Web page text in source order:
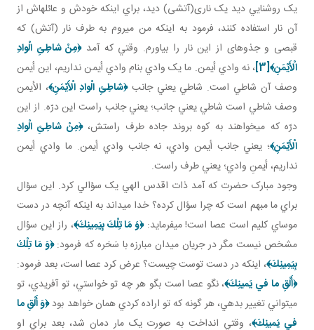
يک روشنايي ديد يک ناری(آتشی) ديد، براي اينکه خودش و عائله اش از
آن نار استفاده کنند، فرمود به اينکه من مي روم به طرف نار (آتش) که
قبصی و جذوه­ای از اين نار را بياورم. وقتي که آمد﴿مِنْ شاطِئِ الْوادِ
الْأَيْمَنِ‏﴾[3]
، نه وادي أيمن. ما يک وادي بنام وادي أيمن نداريم، اين أيمن
وصف آن شاطي است. شاطي يعني جانب﴿شاطِئِ الْوادِ الْأَيْمَنِ‏﴾، الأيمن
وصف شاطي است شاطي يعني جانب؛ يعني جانب راست اين درّه. از اين
درّه که مي خواهند به کوه بروند جاده طرف راستش،﴿مِنْ شاطِئِ الْوادِ
الْأَيْمَنِ‏﴾؛ يعني جانب أيمن وادي، نه جانب وادي أيمن. ما وادي أيمن
نداريم، أيمنِ وادي؛ يعني طرف راست.
وجود مبارک حضرت که آمد ذات اقدس الهي يک سؤالي کرد. اين سؤال
براي ما مبهم است که چرا سؤال کرده؟ خدا مي داند به اينکه آنچه در دست
موساي کليم است عصا است! مي فرمايد:﴿وَ مَا تِلْكَ بِيَمِينِكَ﴾، راز اين سؤال
مشخص نيست مگر در جريان ميدان مبارزه با سَحَره که فرمود:﴿وَ مَا تِلْكَ
بِيَمِينِكَ﴾، اينکه در دست توست چيست؟ عرض کرد عصا است، بعد فرمود:
﴿أَلْقِ ما في‏ يَمينِكَ‏﴾، نگو عصا است بگو هر چه تو خواستي، تو آفريدي، تو
مي تواني تغيير بدهي، هر گونه که تو اراده کردي همان خواهد بود﴿وَ أَلْقِ ما
في‏ يَمينِكَ‏﴾، وقتي انداخت به صورت يک مار دمان شد، بعد براي او